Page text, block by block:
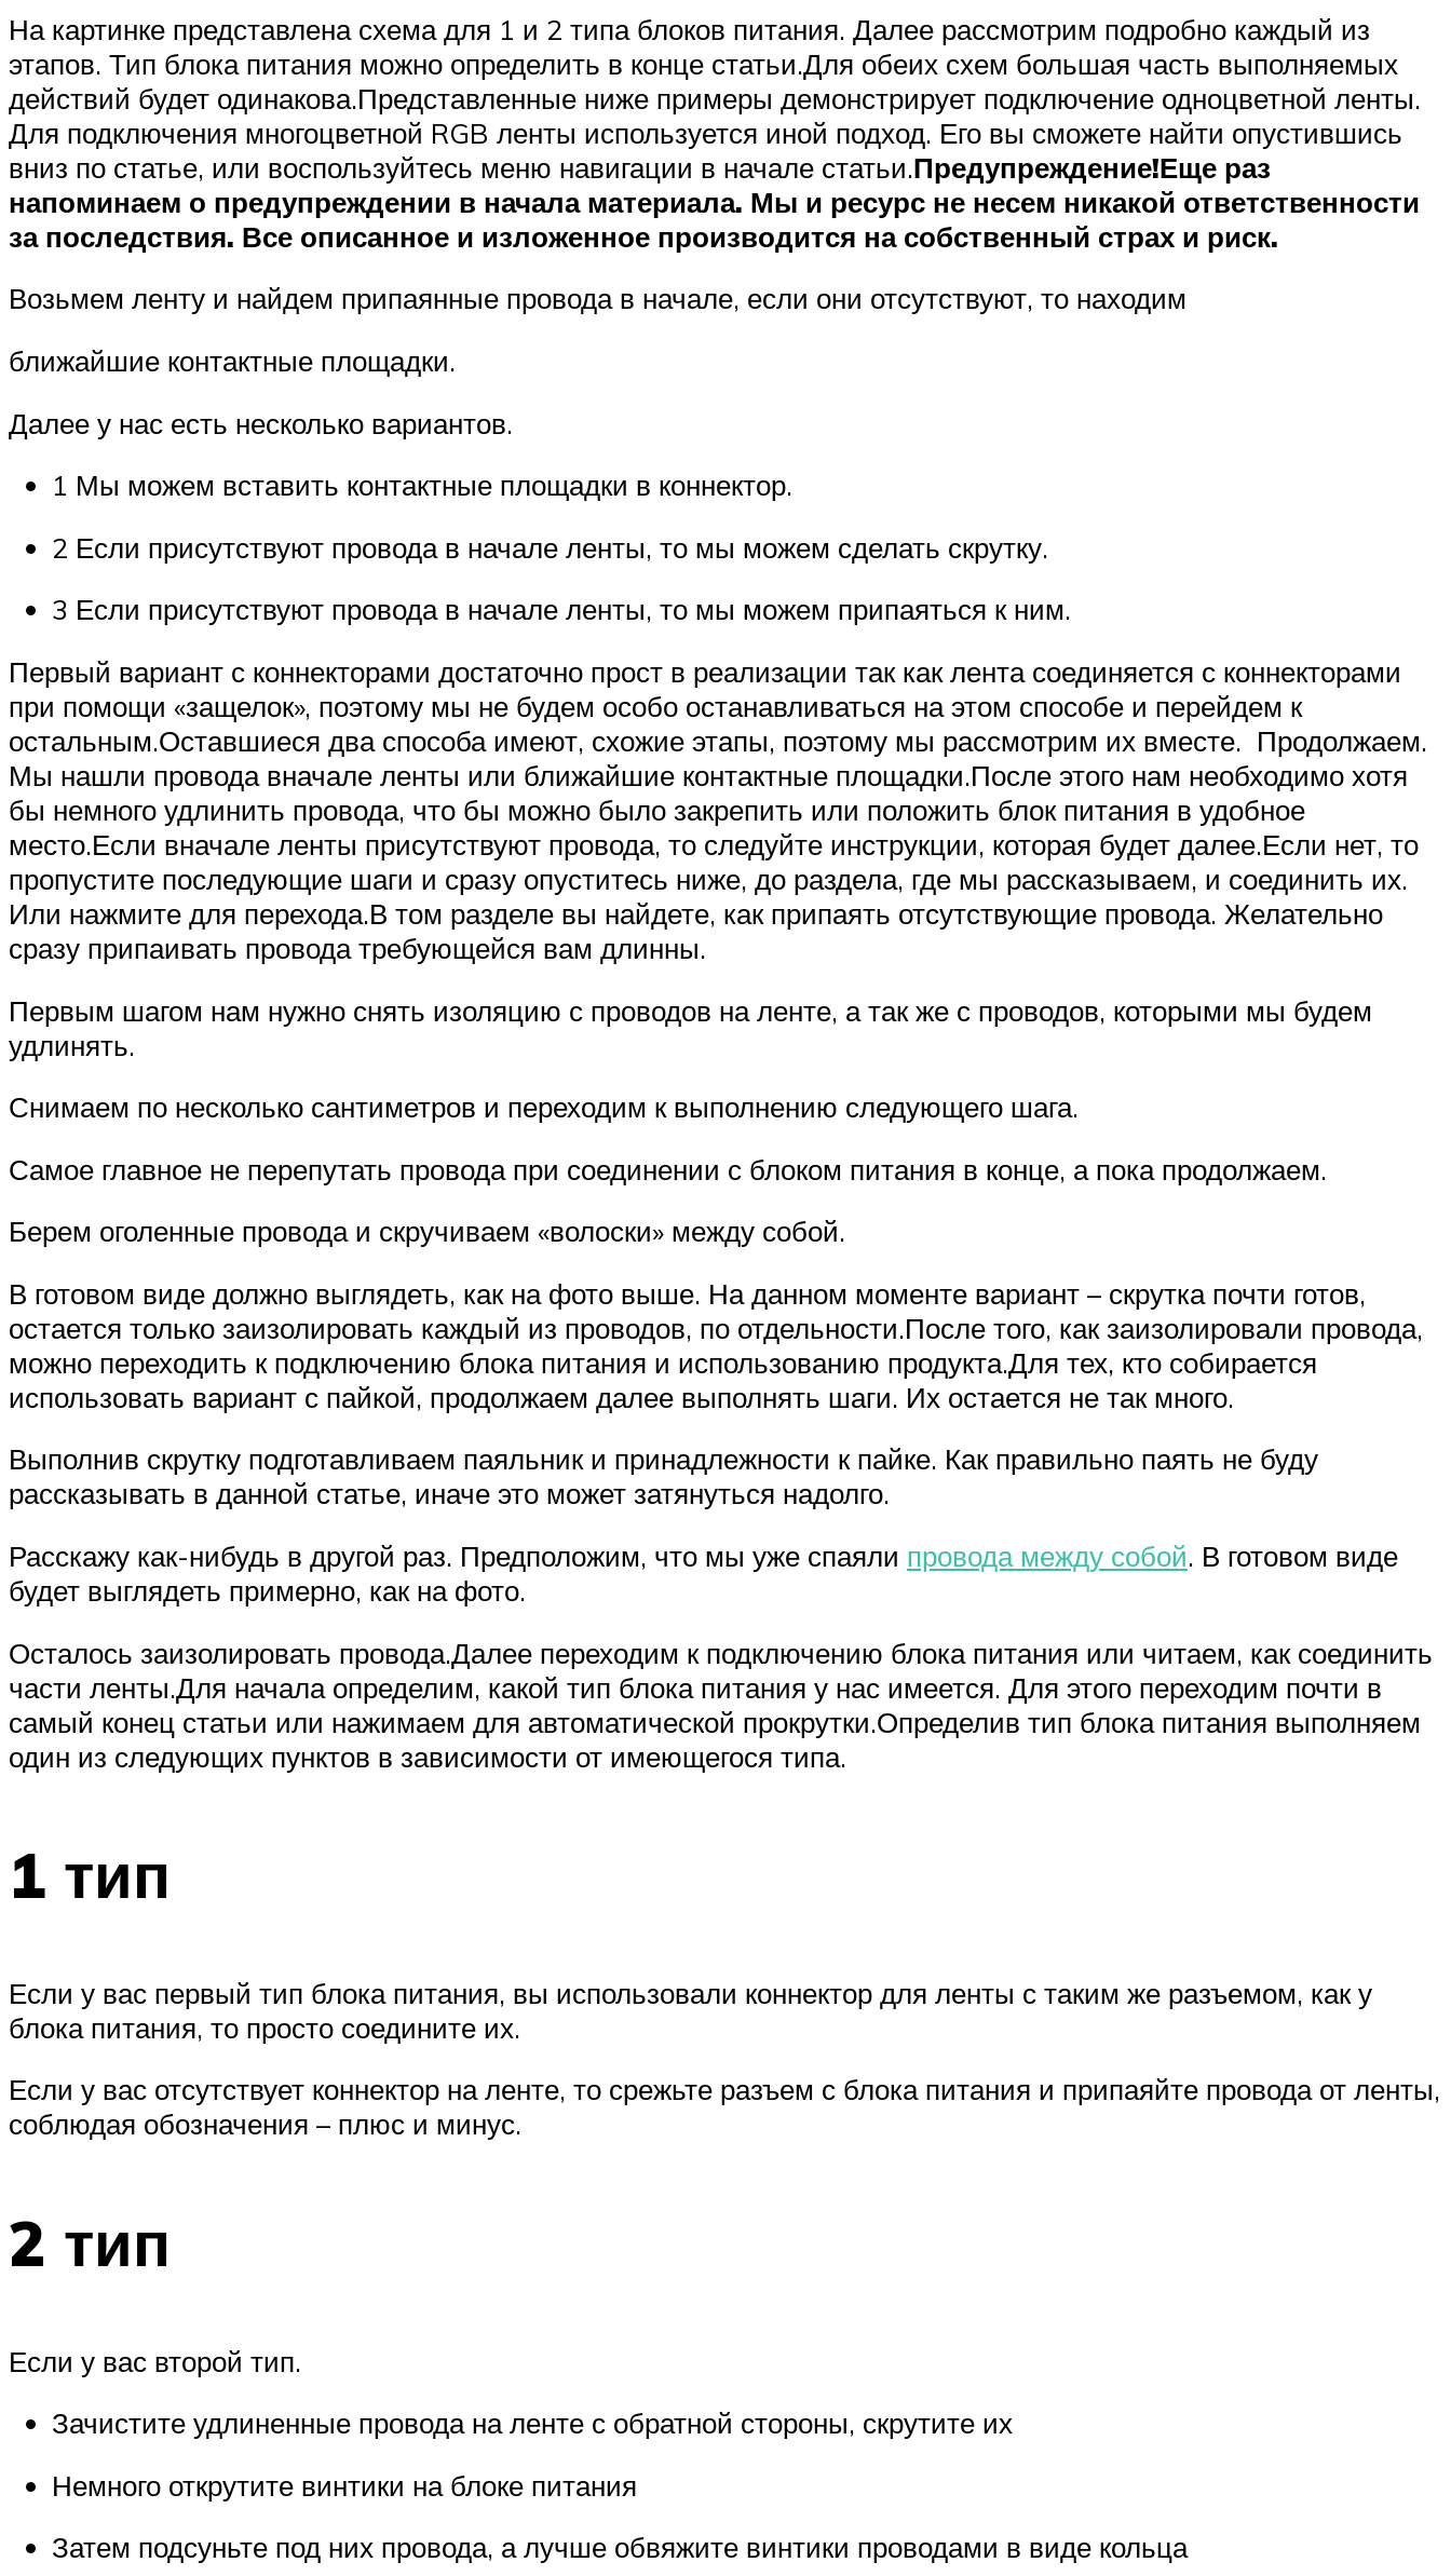
На картинке представлена схема для 1 и 2 типа блоков питания. Далее рассмотрим подробно каждый из
этапов. Тип блока питания можно определить в конце статьи.Для обеих схем большая часть выполняемых
действий будет одинакова.Представленные ниже примеры демонстрирует подключение одноцветной ленты.
Для подключения многоцветной RGB ленты используется иной подход. Его вы сможете найти опустившись
вниз по статье, или воспользуйтесь меню навигации в начале статьи.Предупреждение!Еще раз
напоминаем о предупреждении в начала материала. Мы и ресурс не несем никакой ответственности
за последствия. Все описанное и изложенное производится на собственный страх и риск.
Возьмем ленту и найдем припаянные провода в начале, если они отсутствуют, то находим
ближайшие контактные площадки.
Далее у нас есть несколько вариантов.
1 Мы можем вставить контактные площадки в коннектор.
2 Если присутствуют провода в начале ленты, то мы можем сделать скрутку.
3 Если присутствуют провода в начале ленты, то мы можем припаяться к ним.
Первый вариант с коннекторами достаточно прост в реализации так как лента соединяется с коннекторами
при помощи «защелок», поэтому мы не будем особо останавливаться на этом способе и перейдем к
остальным.Оставшиеся два способа имеют, схожие этапы, поэтому мы рассмотрим их вместе. Продолжаем.
Мы нашли провода вначале ленты или ближайшие контактные площадки.После этого нам необходимо хотя
бы немного удлинить провода, что бы можно было закрепить или положить блок питания в удобное
место.Если вначале ленты присутствуют провода, то следуйте инструкции, которая будет далее.Если нет, то
пропустите последующие шаги и сразу опуститесь ниже, до раздела, где мы рассказываем, и соединить их.
Или нажмите для перехода.В том разделе вы найдете, как припаять отсутствующие провода. Желательно
сразу припаивать провода требующейся вам длинны.
Первым шагом нам нужно снять изоляцию с проводов на ленте, а так же с проводов, которыми мы будем
удлинять.
Снимаем по несколько сантиметров и переходим к выполнению следующего шага.
Самое главное не перепутать провода при соединении с блоком питания в конце, а пока продолжаем.
Берем оголенные провода и скручиваем «волоски» между собой.
В готовом виде должно выглядеть, как на фото выше. На данном моменте вариант – скрутка почти готов,
остается только заизолировать каждый из проводов, по отдельности.После того, как заизолировали провода,
можно переходить к подключению блока питания и использованию продукта.Для тех, кто собирается
использовать вариант с пайкой, продолжаем далее выполнять шаги. Их остается не так много.
Выполнив скрутку подготавливаем паяльник и принадлежности к пайке. Как правильно паять не буду
рассказывать в данной статье, иначе это может затянуться надолго.
Расскажу как-нибудь в другой раз. Предположим, что мы уже спаяли провода между собой. В готовом виде
будет выглядеть примерно, как на фото.
Осталось заизолировать провода.Далее переходим к подключению блока питания или читаем, как соединить
части ленты.Для начала определим, какой тип блока питания у нас имеется. Для этого переходим почти в
самый конец статьи или нажимаем для автоматической прокрутки.Определив тип блока питания выполняем
один из следующих пунктов в зависимости от имеющегося типа.
1 тип
Если у вас первый тип блока питания, вы использовали коннектор для ленты с таким же разъемом, как у
блока питания, то просто соедините их.
Если у вас отсутствует коннектор на ленте, то срежьте разъем с блока питания и припаяйте провода от ленты,
соблюдая обозначения – плюс и минус.
2 тип
Если у вас второй тип.
Зачистите удлиненные провода на ленте с обратной стороны, скрутите их
Немного открутите винтики на блоке питания
Затем подсуньте под них провода, а лучше обвяжите винтики проводами в виде кольца